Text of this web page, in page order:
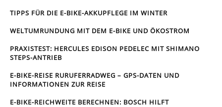
TIPPS FÜR DIE E-BIKE-AKKUPFLEGE IM WINTER
WELTUMRUNDUNG MIT DEM E-BIKE UND ÖKOSTROM
PRAXISTEST: HERCULES EDISON PEDELEC MIT SHIMANO
STEPS-ANTRIEB
E-BIKE-REISE RUR­UFER­RAD­WEG – GPS-DATEN UND
INFORMATIONEN ZUR REISE
E-BIKE-REICHWEITE BERECHNEN: BOSCH HILFT